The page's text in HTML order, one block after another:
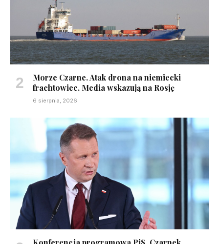
Morze Czarne. Atak drona na niemiecki
frachtowiec. Media wskazują na Rosję
6 sierpnia, 2026